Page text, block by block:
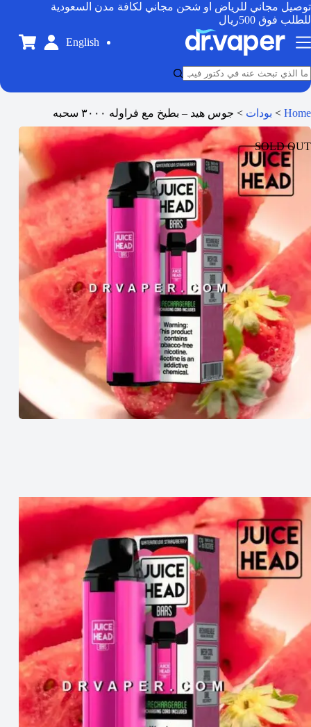
توصيل مجاني للرياض او شحن مجاني لكافة مدن السعودية
للطلب فوق 500ريال
English
Home
> بودات > جوس هيد – بطيخ مع فراوله ٣٠٠٠ سحبه
SOLD OUT